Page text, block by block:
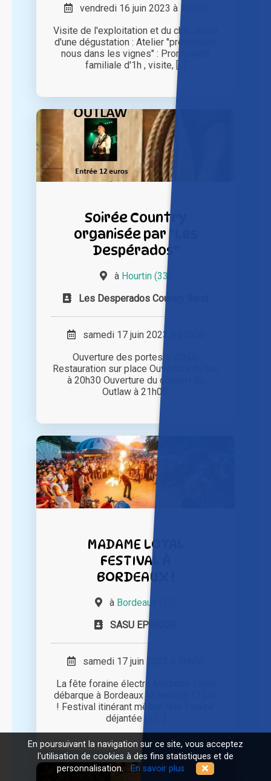
vendredi 16 juin 2023 à 18h00
Visite de l'exploitation et du chai suivie
d'une dégustation : Atelier "promenons
nous dans les vignes" : Promenade
familiale d'1h , visite, [...]
Soirée Country
organisée par "Les
Despérados"
à Hourtin (33)
Les Desperados Country Band
samedi 17 juin 2023 à 20h00
Ouverture des portes à 20h00
Restauration sur place Ouverture du bal
à 20h30 Ouverture du concert de
Outlaw à 21h00.
MADAME LOYAL
FESTIVAL À
BORDEAUX !
à Bordeaux (33)
SASU EPISODE
samedi 17 juin 2023 à 16h00
La fête foraine électro Madame Loyal
débarque à Bordeaux le samedi 17 juin
! Festival itinérant mêlant fête foraine
déjantée et [...]
En poursuivant la navigation sur ce site, vous acceptez
l'utilisation de cookies à des fins statistiques et de
personnalisation.
En savoir plus